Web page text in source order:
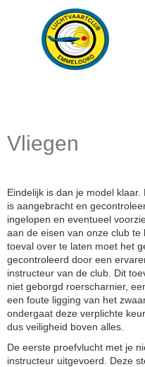
Vliegen
Eindelijk is dan je model
is aangebracht en
ingelopen en eventueel
aan de eisen van onze club
toeval over te laten moet het
gecontroleerd door een
instructeur van de club. Dit
niet geborgd roerscharnier,
een foute ligging van het
ondergaat deze verplichte
dus veiligheid boven alles.
De eerste proefvlucht met je
instructeur uitgevoerd. Deze